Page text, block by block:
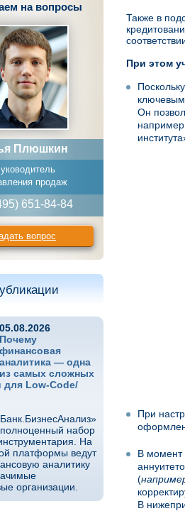
на вопросы
Плюшкин
продаж
651-84-84
вопрос
05.08.2026
Почему
финансовая
аналитика — одна
из самых сложных
для Low-Code/
набор
На
платформы ведут
аналитику
организации.
Также в
При этом
Он
При
В момент
(
В